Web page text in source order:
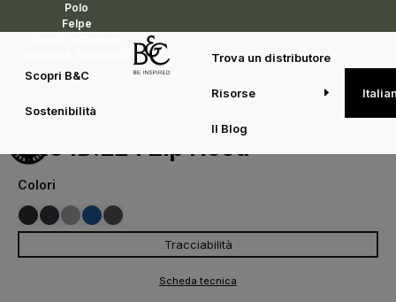
Polo
Felpe
Scopri B&C
Sostenibilità
Trova un distributore
Risorse
Il Blog
B&C ID.224 Zip Hood
B&C ID.224 Zip Hood
Colori
620
450
670
Tracciabilità
Scheda tecnica